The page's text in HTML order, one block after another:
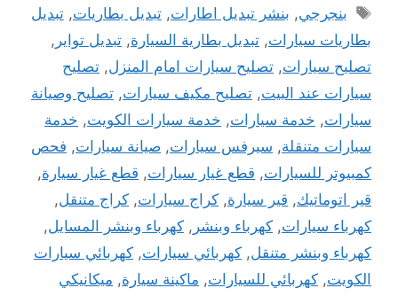
الوسوم
بنجرجي, بنشر تبديل اطارات,تبديل بطاريات,تبديل
بطاريات سيارات, تبديل بطارية السيارة, تبديل تواير ,
تصليح سيارات, تصليح سيارات امام المنزل, تصليح
سيارات عند البيت, تصليح مكيف سيارات, تصليح وصيانة
سيارات, خدمة سيارات, خدمة سيارات الكويت, خدمة
سيارات متنقلة, سيرفس سيارات, صيانة سيارات, فحص
كمبيوتر للسيارات, قطع غيار سيارات, قطع غيار سيارة,
قير اتوماتيك, قير سيارة, كراج سيارات, كراج متنقل,
كهرباء سيارات, كهرباء وبنشر , كهرباء وبنشر المسايل,
كهرباء وبنشر متنقل, كهربائي سيارات, كهربائي سيارات
الكويت, كهربائي للسيارات, ماكينة سيارة, ميكانيكي